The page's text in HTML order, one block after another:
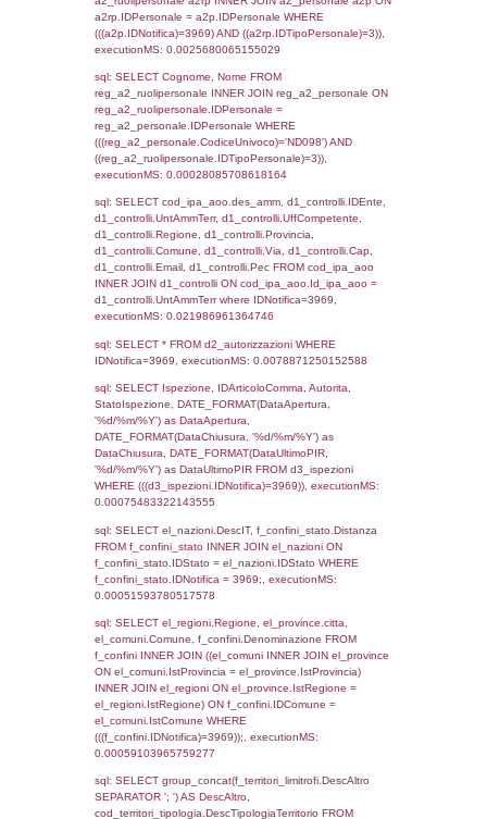
sql: SELECT `tablename`, `userlevelid`,
`userlevelpermissions` WHERE `userlevelid`
sql: SELECT a1.RagioneSociale,
localita, el_prov.citta AS provincia,
DATE(n.DataInvioNotifica) as
LEFT JOIN infostabilimento i ON
n.CodiceUnivoco LEFT JOIN
a1.CodiceUnivoco = n.CodiceUnivoco LEFT
el_comuni AS el_com ON a1.ComuneStab =
el_com.IstComune LEFT JOIN el_province
a1.ProvinciaStab = el_prov.IstProvincia
n.IDNotifica = 3969;, executionMS:
sql: SELECT a1_stabilimento.*,
ComuneST, el_province.citta as
el_regioni.Regione as RegioneST,
as ComuneSL, el_province_1.citta as
el_regioni_1.Regione as RegioneSL FROM
(((((a1_stabilimento LEFT JOIN el_comuni
a1_stabilimento.ComuneStab =
LEFT JOIN el_province ON
= el_province.IstProvincia) LEFT JOIN
a1_stabilimento.RegioneStab =
LEFT JOIN el_comuni AS el_comuni_1 ON
a1_stabilimento.IstComuneSL =
LEFT JOIN el_province AS el_province_1
a1_stabilimento.IstProvinciaSL =
el_province_1.IstProvincia) LEFT JOIN
el_regioni_1 ON
el_regioni_1.IstRegione where